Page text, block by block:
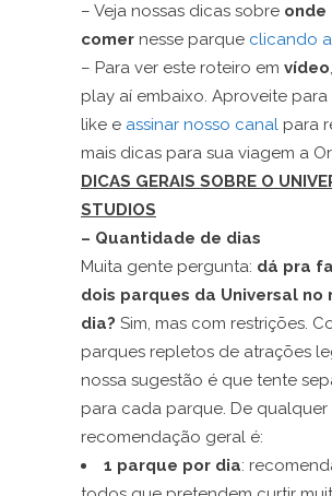
– Veja nossas dicas sobre onde
comer nesse parque clicando
– Para ver este roteiro em vídeo
play aí embaixo. Aproveite para
like e assinar nosso canal para
mais dicas para sua viagem a
DICAS GERAIS SOBRE O
STUDIOS
– Quantidade de dias
Muita gente pergunta: dá pra
dois parques da Universal no
dia? Sim, mas com restrições.
parques repletos de atrações
nossa sugestão é que tente
para cada parque. De qualquer
recomendação geral é:
1 parque por dia: